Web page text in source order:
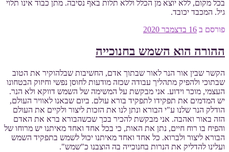
בכל מקום, ללא יוצא מן הכלל וללא תלות באף נסיבה. מתן כבוד אינו תלוי
גיל. המכבד יכובד.
פורסם ב 16 בדצמבר 2020
ההורה הוא השמש בחנוכייה
הקשר שבין אור הנר לאור שבתוך אדם, החשיבות שבלהוקיר את הטוב
שבתוכי ולהפיק מתהליך עבודה שכזה מודעות לחוסן נפשי וחיזוק הבטחונו
העצמי, מוכר וידוע. אני מבקשת על המשימה של השמש דווקא ולא הנר.
יש המדמים את תפקידו לתפקיד בורא עולם. ביום שבאנו לאוויר העולם,
הודלק הנר שלנו ע"י הבורא ונתן לנו את הזכות ליצור ולקיים את העולם
הזה באור ואהבה. אני מבקשת להכיר בכך שכשהבורא ברא את האדם
והפיח בו רוח חיים, נתן את האות, כי בכל אחד ואחד מאיתנו יש מרוחו של
הבורא ליצור ולברוא. כל אחד ואחד מאיתנו יכול לשמש בתפקיד השמש
ועלינו להדליק את הנרות בחנוכייה בה הוצבנו כ"שמש".